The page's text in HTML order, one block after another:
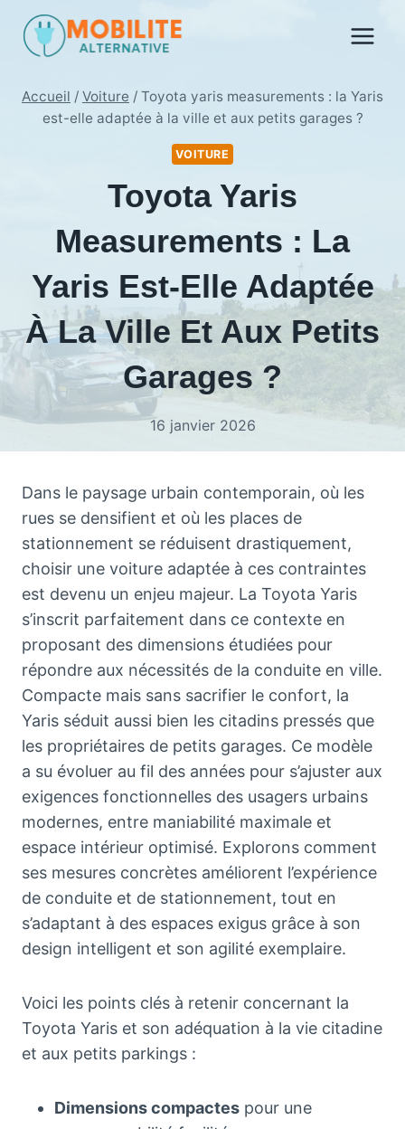
contenu
Accueil / Voiture / Toyota yaris measurements : la Yaris
est-elle adaptée à la ville et aux petits garages ?
VOITURE
Toyota Yaris
Measurements : La
Yaris Est-Elle Adaptée
À La Ville Et Aux Petits
Garages ?
16 janvier 2026
Dans le paysage urbain contemporain, où les
rues se densifient et où les places de
stationnement se réduisent drastiquement,
choisir une voiture adaptée à ces contraintes
est devenu un enjeu majeur. La Toyota Yaris
s’inscrit parfaitement dans ce contexte en
proposant des dimensions étudiées pour
répondre aux nécessités de la conduite en ville.
Compacte mais sans sacrifier le confort, la
Yaris séduit aussi bien les citadins pressés que
les propriétaires de petits garages. Ce modèle
a su évoluer au fil des années pour s’ajuster aux
exigences fonctionnelles des usagers urbains
modernes, entre maniabilité maximale et
espace intérieur optimisé. Explorons comment
ses mesures concrètes améliorent l’expérience
de conduite et de stationnement, tout en
s’adaptant à des espaces exigus grâce à son
design intelligent et son agilité exemplaire.
Voici les points clés à retenir concernant la
Toyota Yaris et son adéquation à la vie citadine
et aux petits parkings :
Dimensions compactes pour une